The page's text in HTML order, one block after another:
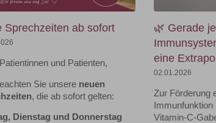
Sprechzeiten ab sofort
Patientinnen und Patienten,
Sie unsere neuen
, die ab sofort gelten:
Dienstag und Donnerstag
🌿 Gerade
eine
02.01.2026
Zur Förderung